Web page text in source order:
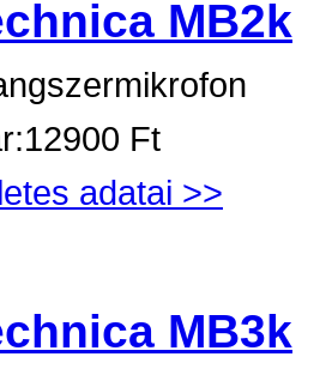
MB2k
12900 Ft
adatai >>
MB3k